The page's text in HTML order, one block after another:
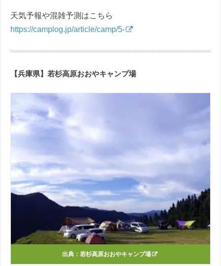
天気予報や混雑予測はこちら
https://camplog.jp/article/camp/5-
【兵庫県】若杉高原おおやキャンプ場
出典： 若杉高原おおやキャンプ場